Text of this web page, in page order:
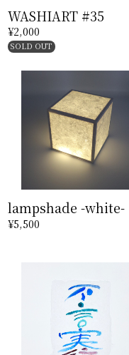
WASHIART #35
¥2,000
SOLD OUT
lampshade -white-
¥5,500